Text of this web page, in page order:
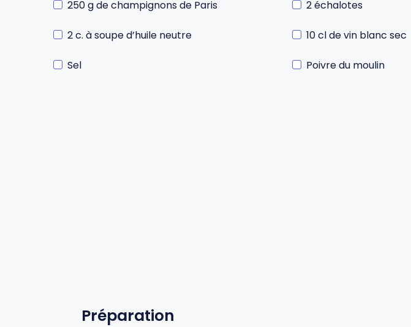
Couteaux tartineurs
Aiguiseurs
250 g de champignons de Paris 2 échalotes
2 c. à soupe d’huile neutre 10 cl de vin blanc sec
Sel Poivre du moulin
Préparation